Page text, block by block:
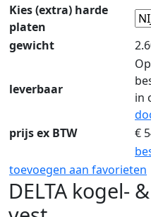
Kies (extra) harde
platen
gewicht
leverbaar
in
prijs ex BTW
€
toevoegen aan favorieten
DELTA kogel-